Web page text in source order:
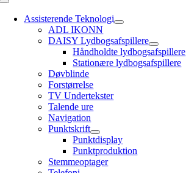
Toggle
NavigationAssisterende Teknologi
ADL IKONN
DAISY Lydbogsafspillere
Håndholdte lydbogsafspillere
Stationære lydbogsafspillere
Døvblinde
Forstørrelse
TV Undertekster
Talende ure
Navigation
Punktskrift
Punktdisplay
Punktproduktion
Stemmeoptager